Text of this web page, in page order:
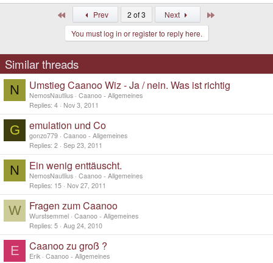
Prev 2 of 3 Next
You must log in or register to reply here.
Similar threads
N Umstieg Caanoo Wiz - Ja / nein. Was ist richtig
NemosNautlius Caanoo - Allgemeines
Replies 4 Nov 3, 2011
G emulation und Co
gonzo779 Caanoo - Allgemeines
Replies 2 Sep 23, 2011
N Ein wenig enttäuscht.
NemosNautlius Caanoo - Allgemeines
Replies 15 Nov 27, 2011
W Fragen zum Caanoo
Wurstsemmel Caanoo - Allgemeines
Replies 5 Aug 24, 2010
E Caanoo zu groß ?
Erik Caanoo - Allgemeines